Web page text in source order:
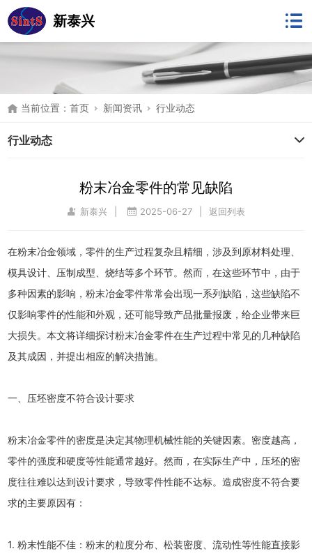
新泰兴
当前位置：首页 新闻资讯 行业动态
行业动态
粉末冶金零件的常见缺陷
新泰兴 2025-06-27 返回列表
在粉末冶金领域，零件的生产过程复杂且精细，涉及到原材料处理、
模具设计、压制成型、烧结等多个环节。然而，在这些环节中，由于
多种因素的影响，粉末冶金零件常常会出现一系列缺陷，这些缺陷不
仅影响零件的性能和外观，还可能导致产品批量报废，给企业带来巨
大损失。本文将详细探讨粉末冶金零件在生产过程中常见的几种缺陷
及其成因，并提出相应的解决措施。
一、压坯密度不符合设计要求
粉末冶金零件的密度是决定其物理机械性能的关键因素。密度越高，
零件的强度和硬度等性能通常越好。然而，在实际生产中，压坯的密
度往往难以达到设计要求，导致零件性能不达标。造成密度不符合要
求的主要原因有：
1. 粉末性能不佳：粉末的粒度分布、松装密度、流动性等性能直接影